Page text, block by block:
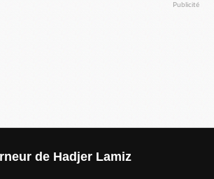
Publicité
de Hadjer Lamiz